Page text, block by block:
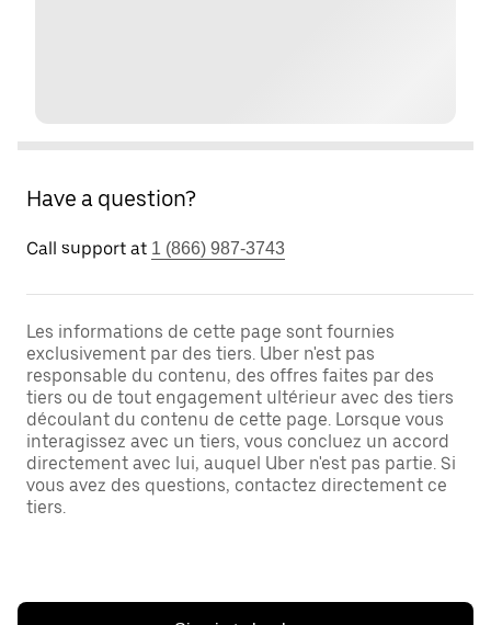
Have a question?
Call support at 1 (866) 987-3743
Les informations de cette page sont fournies
exclusivement par des tiers. Uber n'est pas
responsable du contenu, des offres faites par des
tiers ou de tout engagement ultérieur avec des tiers
découlant du contenu de cette page. Lorsque vous
interagissez avec un tiers, vous concluez un accord
directement avec lui, auquel Uber n'est pas partie. Si
vous avez des questions, contactez directement ce
tiers.